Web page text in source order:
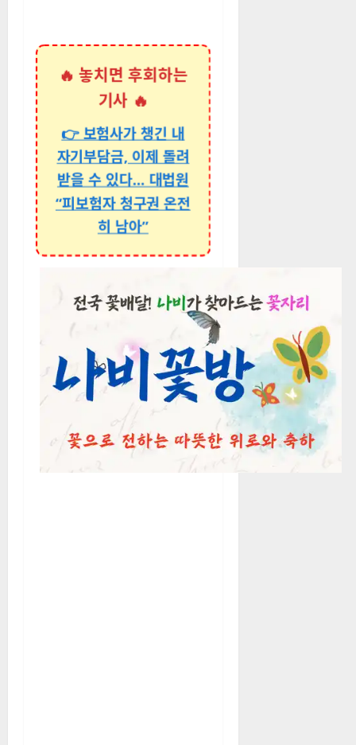
🔥 놓치면 후회하는
기사 🔥
👉 보험사가 챙긴 내
자기부담금, 이제 돌려
받을 수 있다… 대법원
“피보험자 청구권 온전
히 남아”